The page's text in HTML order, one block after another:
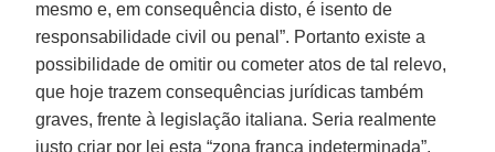
mesmo e, em consequência disto, é isento de
responsabilidade civil ou penal”. Portanto existe a
possibilidade de omitir ou cometer atos de tal relevo,
que hoje trazem consequências jurídicas também
graves, frente à legislação italiana. Seria realmente
justo criar por lei esta “zona franca indeterminada”,